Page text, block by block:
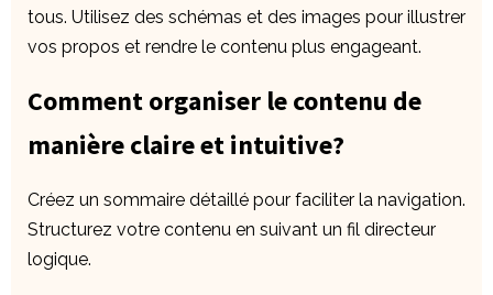
tous. Utilisez des schémas et des images pour illustrer
vos propos et rendre le contenu plus engageant.
Comment organiser le contenu de
manière claire et intuitive?
Créez un sommaire détaillé pour faciliter la navigation.
Structurez votre contenu en suivant un fil directeur
logique.